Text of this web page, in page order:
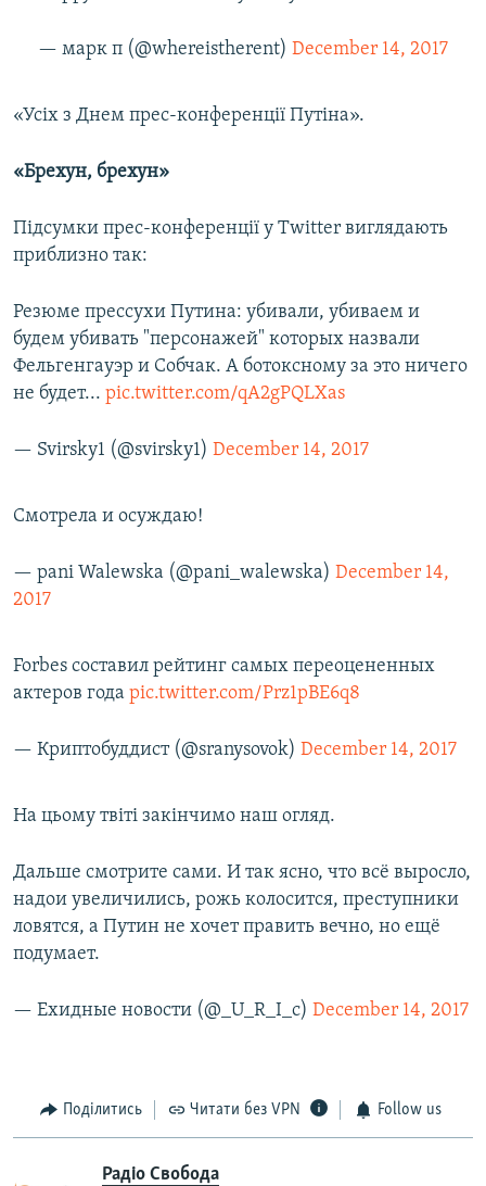
— марк п (@whereistherent) December 14, 2017
«Усіх з Днем прес-конференції Путіна».
«Брехун, брехун»
Підсумки прес-конференції у Twitter виглядають
приблизно так:
Резюме прессухи Путина: убивали, убиваем и
будем убивать "персонажей" которых назвали
Фельгенгауэр и Собчак. А ботоксному за это ничего
не будет... pic.twitter.com/qA2gPQLXas
— Svirsky1 (@svirsky1) December 14, 2017
Смотрела и осуждаю!
— pani Walewska (@pani_walewska) December 14,
2017
Forbes составил рейтинг самых переоцененных
актеров года pic.twitter.com/Prz1pBE6q8
— Криптобуддист (@sranysovok) December 14, 2017
На цьому твіті закінчимо наш огляд.
Дальше смотрите сами. И так ясно, что всё выросло,
надои увеличились, рожь колосится, преступники
ловятся, а Путин не хочет править вечно, но ещё
подумает.
— Ехидные новости (@_U_R_I_c) December 14, 2017
Поділитись Читати без VPN Follow us
Радіо Свобода